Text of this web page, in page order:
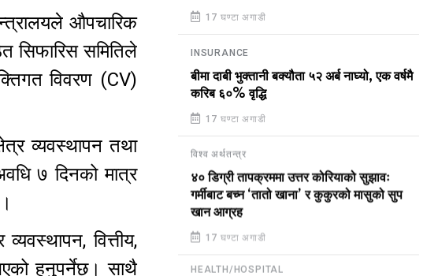
औपचारिक
सिफारिस समितिले
विवरण (CV)
व्यवस्थापन तथा
७ दिनको मात्र
वित्तीय,
हुनुपर्नेछ। साथै
17 घण्टा अगाडी
INSURANCE
बीमा दाबी भुक्तानी बक्यौता ५२ अर्ब नाघ्यो, एक वर्षमै
करिब ६०% वृद्धि
17 घण्टा अगाडी
विश्व अर्थतन्त्र
४० डिग्री तापक्रममा उत्तर कोरियाको सुझावः
गर्मीबाट बच्न ‘तातो खाना’ र कुकुरको मासुको सुप
खान आग्रह
17 घण्टा अगाडी
HEALTH/HOSPITAL